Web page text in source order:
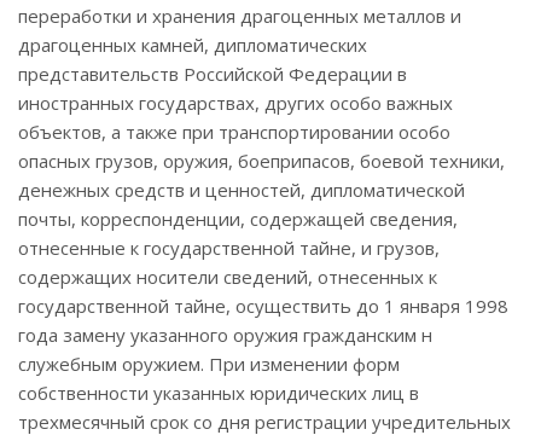
переработки и хранения драгоценных металлов и
драгоценных камней, дипломатических
представительств Российской Федерации в
иностранных государствах, других особо важных
объектов, а также при транспортировании особо
опасных грузов, оружия, боеприпасов, боевой техники,
денежных средств и ценностей, дипломатической
почты, корреспонденции, содержащей сведения,
отнесенные к государственной тайне, и грузов,
содержащих носители сведений, отнесенных к
государственной тайне, осуществить до 1 января 1998
года замену указанного оружия гражданским н
служебным оружием. При изменении форм
собственности указанных юридических лиц в
трехмесячный срок со дня регистрации учредительных